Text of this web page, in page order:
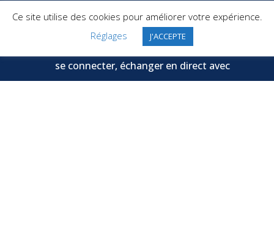
BIENTÔT : un réseau social réservé
aux dirigeants
Pour envoyer et recevoir des invitations à
se connecter, échanger en direct avec
des relations vraiment choisies, partager
Ce site utilise des cookies pour améliorer votre expérience.
Réglages
J'ACCEPTE